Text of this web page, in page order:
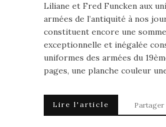
Liliane et Fred Funcken aux
armées de l’antiquité à nos
constituent encore une somme
exceptionnelle et inégalée
uniformes des armées du
pages, une planche couleur
Lire l'article Partager